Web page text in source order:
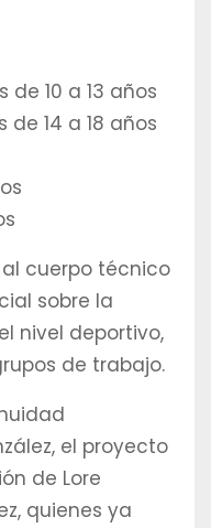
de 10 a 13 años
de 14 a 18 años
cuerpo técnico
sobre la
nivel deportivo,
de trabajo.
el proyecto
de Lore
quienes ya